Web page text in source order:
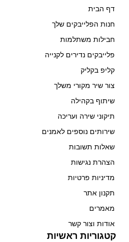
דף הבית
חנות הפלייבקים שלך
חבילות משתלמות
פלייבקים נדירים לקנייה
קליפ בקליק
צור שיר מקורי משלך
שיתוף בקהילה
תיקוני שירה ועריכה
שירותים נוספים לאמנים
שאלות תשובות
הצהרת נגישות
מדיניות פרטיות
תקנון אתר
מאמרים
אודות וצור קשר
קטגוריות ראשיות